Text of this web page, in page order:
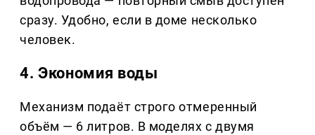
сразу. Удобно, если в доме несколько
человек.
4. Экономия воды
Механизм подаёт строго отмеренный
объём — 6 литров. В моделях с двумя